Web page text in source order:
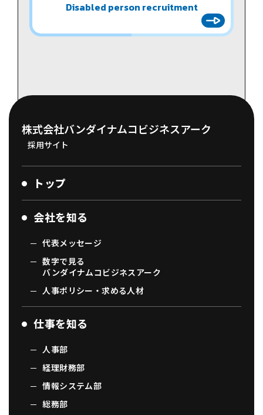
Disabled person recruitment
株式会社バンダイナムコビジネスアーク
採用サイト
トップ
会社を知る
代表メッセージ
数字で見る
バンダイナムコビジネスアーク
人事ポリシー・求める人材
仕事を知る
人事部
経理財務部
情報システム部
総務部